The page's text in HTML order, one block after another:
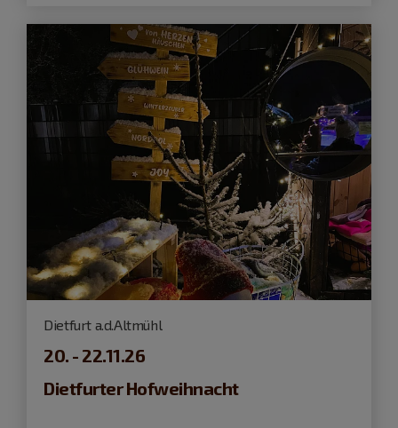
Dietfurt a.d.Altmühl
20. - 22.11.26
Dietfurter Hofweihnacht